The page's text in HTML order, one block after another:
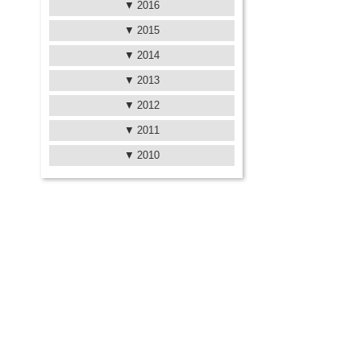
2016
2015
2014
2013
2012
2011
2010